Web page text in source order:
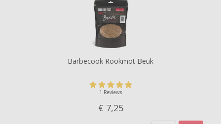
Barbecook Rookmot Beuk
1 Reviews
€ 7,25